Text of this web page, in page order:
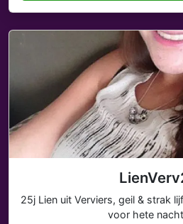
25j Lien uit Verviers, geil & strak
voor hete